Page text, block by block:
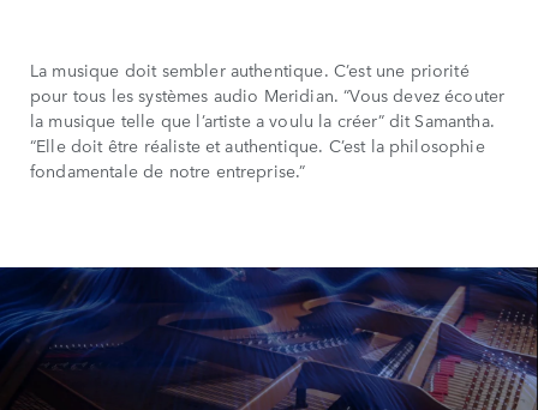
La musique doit sembler authentique. C’est une priorité
pour tous les systèmes audio Meridian. “Vous devez écouter
la musique telle que l’artiste a voulu la créer” dit Samantha.
“Elle doit être réaliste et authentique. C’est la philosophie
fondamentale de notre entreprise.”